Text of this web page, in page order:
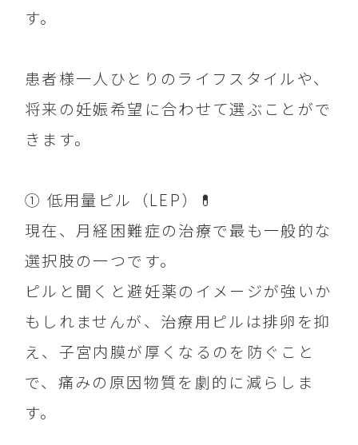
す。
患者様一人ひとりのライフスタイルや、
将来の妊娠希望に合わせて選ぶことがで
きます。
① 低用量ピル（LEP）💊
現在、月経困難症の治療で最も一般的な
選択肢の一つです。
ピルと聞くと避妊薬のイメージが強いか
もしれませんが、治療用ピルは排卵を抑
え、子宮内膜が厚くなるのを防ぐこと
で、痛みの原因物質を劇的に減らしま
す。